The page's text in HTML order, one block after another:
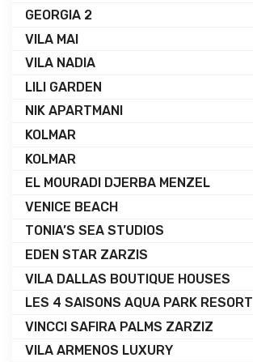
GEORGIA 2
VILA MAI
VILA NADIA
LILI GARDEN
NIK APARTMANI
KOLMAR
KOLMAR
EL MOURADI DJERBA MENZEL
VENICE BEACH
TONIA’S SEA STUDIOS
EDEN STAR ZARZIS
VILA DALLAS BOUTIQUE HOUSES
LES 4 SAISONS AQUA PARK RESORT
VINCCI SAFIRA PALMS ZARZIZ
VILA ARMENOS LUXURY